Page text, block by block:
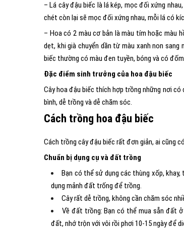
– Lá cây đậu biếc là lá kép, mọc đối xứng
chét còn lại sẽ mọc đối xứng nhau, mỗi lá có
– Hoa có 2 màu cơ bản là màu tím hoặc màu
dẹt, khi già chuyển dần từ màu xanh non
biếc thường có màu đen tuyền, bóng và có
Đặc điểm sinh trưởng của hoa đậu biếc
Cây hoa đậu biếc thích hợp trồng những nơi
bình, dễ trồng và dễ chăm sóc.
Cách trồng hoa đậu biếc
Cách trồng cây đậu biếc rất đơn giản, ai cũng
Chuẩn bị dụng cụ và đất trồng
Bạn có thể sử dụng các thùng xốp,
dụng mảnh đất trống để trồng.
Cây rất dễ trồng, không cần chăm sóc
Về đất trồng: Bạn có thể mua sẵn đất
đất, nhớ trộn với vôi rồi phơi 10-15 ngày để